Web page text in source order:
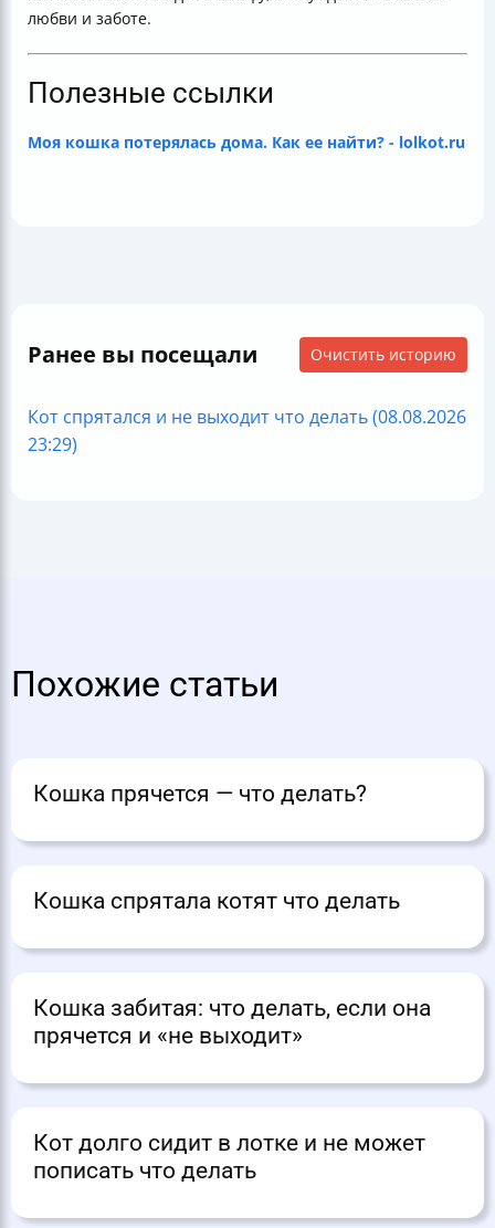
любви и заботе.
Полезные ссылки
Моя кошка потерялась дома. Как ее найти? - lolkot.ru
Ранее вы посещали Очистить историю
Кот спрятался и не выходит что делать (08.08.2026
23:29)
Похожие статьи
Кошка прячется — что делать?
Кошка спрятала котят что делать
Кошка забитая: что делать, если она
прячется и «не выходит»
Кот долго сидит в лотке и не может
пописать что делать